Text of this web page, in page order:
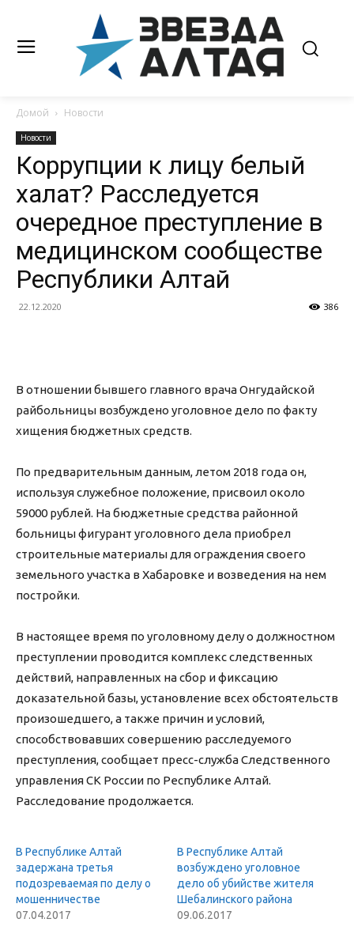
Домой Новости
Новости
Коррупции к лицу белый
халат? Расследуется
очередное преступление в
медицинском сообществе
Республики Алтай
22.12.2020 386
В отношении бывшего главного врача Онгудайской
райбольницы возбуждено уголовное дело по факту
хищения бюджетных средств.
По предварительным данным, летом 2018 года он,
используя служебное положение, присвоил около
59000 рублей. На бюджетные средства районной
больницы фигурант уголовного дела приобрел
строительные материалы для ограждения своего
земельного участка в Хабаровке и возведения на нем
постройки.
В настоящее время по уголовному делу о должностном
преступлении проводится комплекс следственных
действий, направленных на сбор и фиксацию
доказательной базы, установление всех обстоятельств
произошедшего, а также причин и условий,
способствовавших совершению расследуемого
преступления, сообщает пресс-служба Следственного
управления СК России по Республике Алтай.
Расследование продолжается.
В Республике Алтай
задержана третья
подозреваемая по делу о
мошенничестве
07.04.2017
В Республике Алтай
возбуждено уголовное
дело об убийстве жителя
Шебалинского района
09.06.2017